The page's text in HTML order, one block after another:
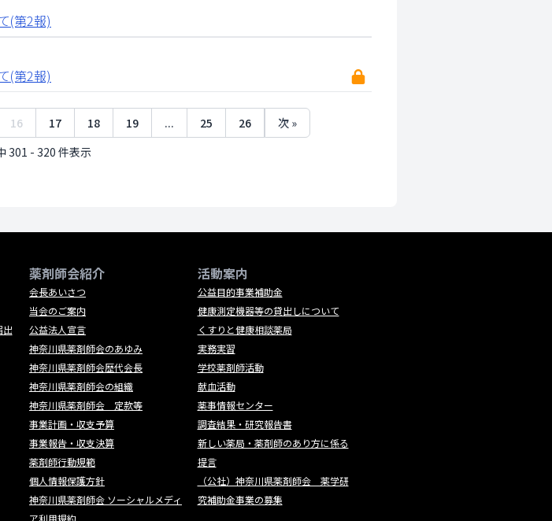
(第2報)
(第2報)
16 17 18 19 ... 25 26
次 »
301 - 320 件表示
出
薬剤師会紹介
会長あいさつ
当会のご案内
公益法人宣言
神奈川県薬剤師会のあゆみ
神奈川県薬剤師会歴代会長
神奈川県薬剤師会の組織
神奈川県薬剤師会 定款等
事業計画・収支予算
事業報告・収支決算
薬剤師行動規範
個人情報保護方針
神奈川県薬剤師会 ソーシャルメディ
ア利用規約
活動案内
公益目的事業補助金
健康測定機器等の貸出しについて
くすりと健康相談薬局
実務実習
学校薬剤師活動
献血活動
薬事情報センター
調査結果・研究報告書
新しい薬局・薬剤師のあり方に係る
提言
（公社）神奈川県薬剤師会 薬学研
究補助金事業の募集